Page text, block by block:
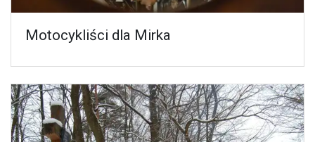
Motocykliści dla Mirka